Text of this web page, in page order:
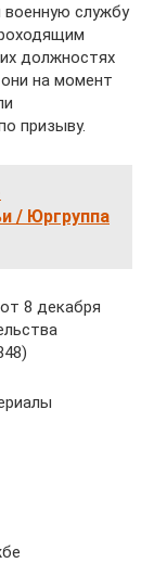
службу
должностях
на момент
призыву.
/ Юргруппа
8 декабря